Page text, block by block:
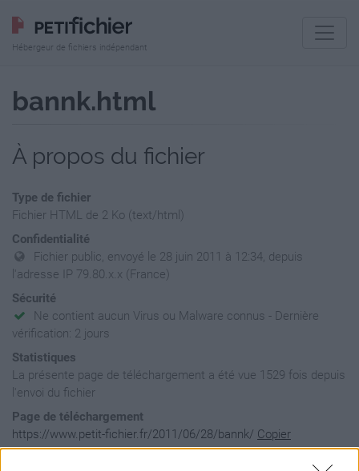
Hébergeur de fichiers indépendant
bannk.html
À propos du fichier
Type de fichier
Fichier HTML de 2 Ko (text/html)
Confidentialité
Fichier public, envoyé le 28 juin 2011 à 12:34, depuis
l'adresse IP 79.80.x.x (France)
Sécurité
Ne contient aucun Virus ou Malware connus - Dernière
vérification: 2 jours
Statistiques
La présente page de téléchargement a été vue 1529 fois depuis
l'envoi du fichier
Page de téléchargement
https://www.petit-fichier.fr/2011/06/28/bannk/ Copier